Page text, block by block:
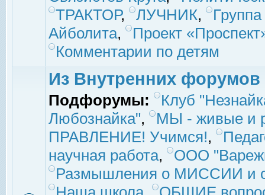
ТРАКТОР, ЛУЧНИК,
Айболита,
Проект
Комментарии по детям
Из Внутренних форумов
Подфорумы:
Клуб
Любознайка",
МЫ - живые и
ПРАВЛЕНИЕ! Учимся!,
научная работа,
ООО
Размышления о МИССИИ и